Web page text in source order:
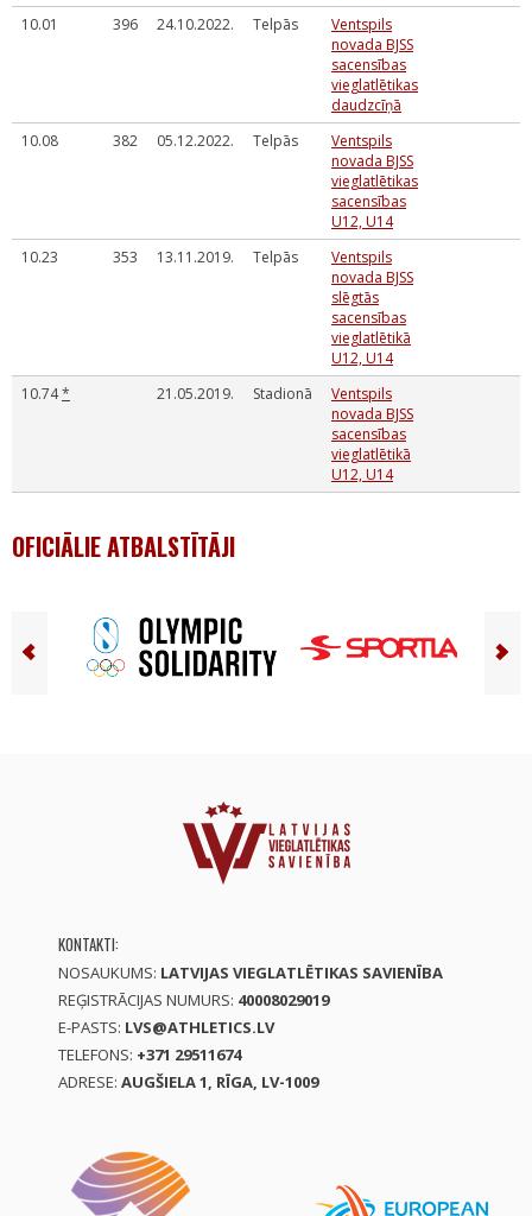
10.01
396 24.10.2022. Telpās
Ventspils
novada BJSS
sacensības
vieglatlētikas
daudzcīņā
10.08
382 05.12.2022. Telpās
Ventspils
novada BJSS
vieglatlētikas
sacensības
U12, U14
10.23
353 13.11.2019. Telpās
Ventspils
novada BJSS
slēgtās
sacensības
vieglatlētikā
U12, U14
10.74* 21.05.2019. Stadionā
Ventspils
novada BJSS
sacensības
vieglatlētikā
U12, U14
OFICIĀLIE ATBALSTĪTĀJI
KONTAKTI:
NOSAUKUMS: LATVIJAS VIEGLATLĒTIKAS SAVIENĪBA
REĢISTRĀCIJAS NUMURS: 40008029019
E-PASTS: LVS@ATHLETICS.LV
TELEFONS: +371 29511674
ADRESE: AUGŠIELA 1, RĪGA, LV-1009